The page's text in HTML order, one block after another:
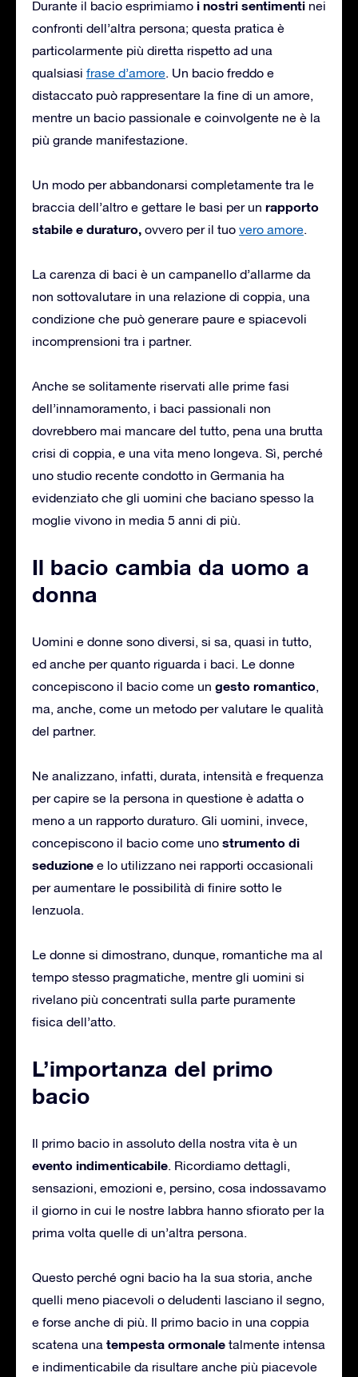
Durante il bacio esprimiamo i nostri sentimenti nei
confronti dell’altra persona; questa pratica è
particolarmente più diretta rispetto ad una
qualsiasi frase d’amore. Un bacio freddo e
distaccato può rappresentare la fine di un amore,
mentre un bacio passionale e coinvolgente ne è la
più grande manifestazione.
Un modo per abbandonarsi completamente tra le
braccia dell’altro e gettare le basi per un rapporto
stabile e duraturo, ovvero per il tuo vero amore.
La carenza di baci è un campanello d’allarme da
non sottovalutare in una relazione di coppia, una
condizione che può generare paure e spiacevoli
incomprensioni tra i partner.
Anche se solitamente riservati alle prime fasi
dell’innamoramento, i baci passionali non
dovrebbero mai mancare del tutto, pena una brutta
crisi di coppia, e una vita meno longeva. Sì, perché
uno studio recente condotto in Germania ha
evidenziato che gli uomini che baciano spesso la
moglie vivono in media 5 anni di più.
Il bacio cambia da uomo a
donna
Uomini e donne sono diversi, si sa, quasi in tutto,
ed anche per quanto riguarda i baci. Le donne
concepiscono il bacio come un gesto romantico,
ma, anche, come un metodo per valutare le qualità
del partner.
Ne analizzano, infatti, durata, intensità e frequenza
per capire se la persona in questione è adatta o
meno a un rapporto duraturo. Gli uomini, invece,
concepiscono il bacio come uno strumento di
seduzione e lo utilizzano nei rapporti occasionali
per aumentare le possibilità di finire sotto le
lenzuola.
Le donne si dimostrano, dunque, romantiche ma al
tempo stesso pragmatiche, mentre gli uomini si
rivelano più concentrati sulla parte puramente
fisica dell’atto.
L’importanza del primo
bacio
Il primo bacio in assoluto della nostra vita è un
evento indimenticabile. Ricordiamo dettagli,
sensazioni, emozioni e, persino, cosa indossavamo
il giorno in cui le nostre labbra hanno sfiorato per la
prima volta quelle di un’altra persona.
Questo perché ogni bacio ha la sua storia, anche
quelli meno piacevoli o deludenti lasciano il segno,
e forse anche di più. Il primo bacio in una coppia
scatena una tempesta ormonale talmente intensa
e indimenticabile da risultare anche più piacevole